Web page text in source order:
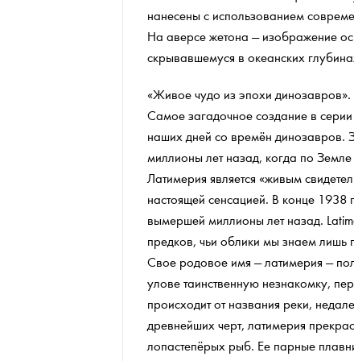
нанесены с использованием
На аверсе жетона — изображение
скрывавшемуся в океанских
«Живое чудо из эпохи динозавров».
Самое загадочное создание в
наших дней со времён динозавров.
миллионы лет назад, когда по
Латимерия является «живым
настоящей сенсацией. В конце
вымершей миллионы лет назад.
предков, чьи облики мы знаем лишь
Свое родовое имя — латимерия —
улове таинственную незнакомку,
происходит от названия реки,
древнейших черт, латимерия
лопастепёрых рыб. Ее парные